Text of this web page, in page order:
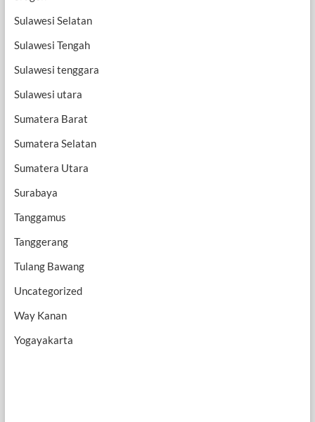
Sulawesi Selatan
Sulawesi Tengah
Sulawesi tenggara
Sulawesi utara
Sumatera Barat
Sumatera Selatan
Sumatera Utara
Surabaya
Tanggamus
Tanggerang
Tulang Bawang
Uncategorized
Way Kanan
Yogayakarta